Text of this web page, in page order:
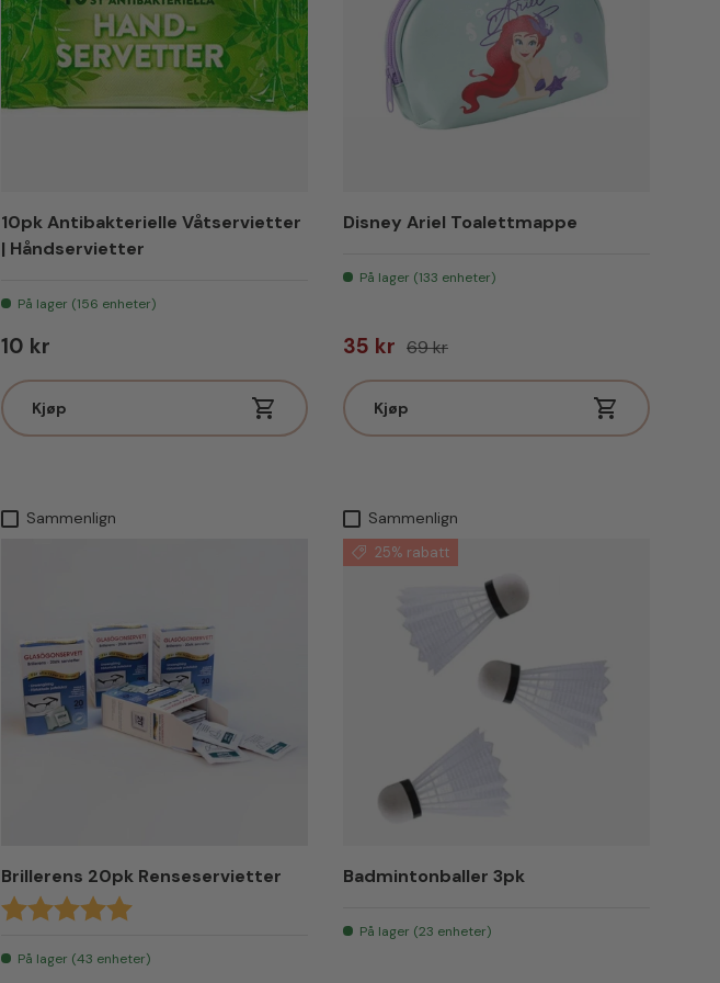
10pk Antibakterielle Våtservietter
| Håndservietter
På lager (156 enheter)
Vanlig pris
10 kr
Kjøp
Disney Ariel Toalettmappe
På lager (133 enheter)
Salgspris
35 kr Vanlig pris
69 kr
Kjøp
Sammenlign
Brillerens 20pk Renseservietter
Karakter:
På lager (43 enheter)
Sammenlign
25% rabatt
Badmintonballer 3pk
På lager (23 enheter)